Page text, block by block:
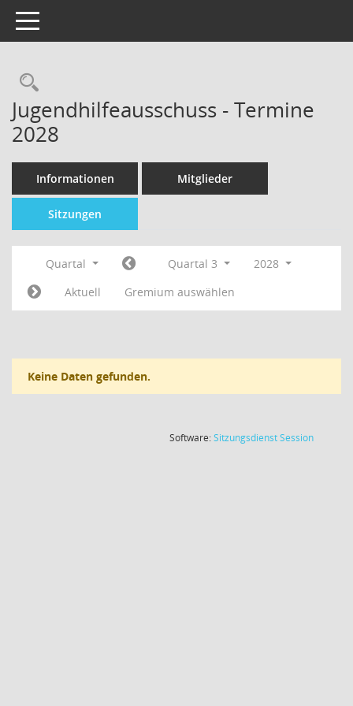
Toggle navigation
Jugendhilfeausschuss - Termine
2028
Informationen Mitglieder
Sitzungen
Quartal Quartal 3
2028
Aktuell
Gremium auswählen
Keine Daten gefunden.
Software:SitzungsdienstSession(Wird in